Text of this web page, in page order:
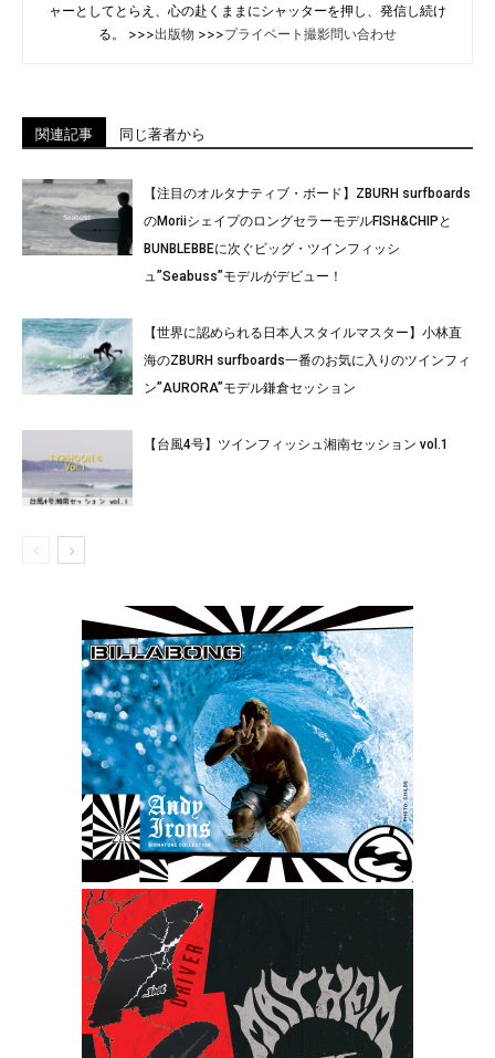
ャーとしてとらえ、心の赴くままにシャッターを押し、発信し続け
る。 >>>出版物 >>>プライベート撮影問い合わせ
関連記事 同じ著者から
【注目のオルタナティブ・ボード】ZBURH surfboards
のMoriiシェイプのロングセラーモデルFISH&CHIPと
BUNBLEBBEに次ぐビッグ・ツインフィッシ
ュ”Seabuss”モデルがデビュー！
【世界に認められる日本人スタイルマスター】小林直
海のZBURH surfboards一番のお気に入りのツインフィ
ン”AURORA”モデル鎌倉セッション
【台風4号】ツインフィッシュ湘南セッション vol.1